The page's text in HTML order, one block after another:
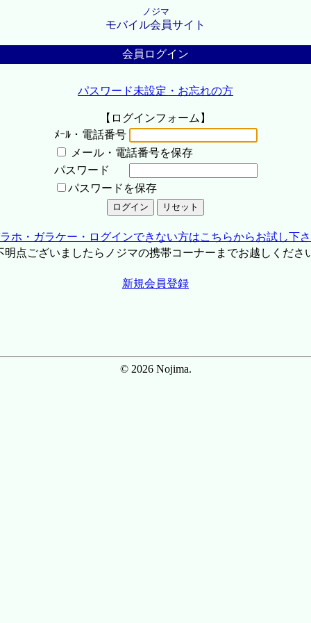
ノジマ
モバイル会員サイト
会員ログイン
パスワード未設定・お忘れの方
【ログインフォーム】
ﾒｰﾙ・電話番号
メール・電話番号を保存
パスワード
パスワードを保存
ホ・ガラケー・ログインできない方はこちらからお試し下
点ございましたらノジマの携帯コーナーまでお越しくださ
新規会員登録
© 2026 Nojima.